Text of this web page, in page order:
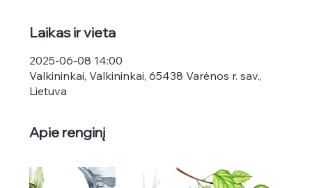
Laikas ir vieta
2025-06-08 14:00
Valkininkai, Valkininkai, 65438 Varėnos r. sav.,
Lietuva
Apie renginį